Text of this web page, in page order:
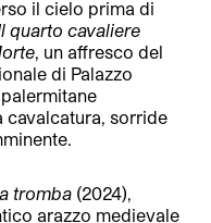
il cielo prima di
quarto cavaliere
, un affresco del
di Palazzo
cavalcatura, sorride
tromba (2024),
arazzo medievale